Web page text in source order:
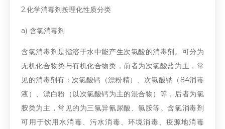
2.化学消毒剂按理化性质分类
a) 含氯消毒剂
含氯消毒剂是指溶于水中能产生次氯酸的消毒剂。可分为
无机化合物类与有机化合物类，前者为次氯酸盐为主，常
见的消毒剂有：次氯酸钙（漂粉精）、次氯酸钠（84消毒
液）、漂白粉（以次氯酸钙为主的混合物）等，后者为氯
胺类为主，常见的为三氯异氰尿酸、氯胺等。含氯消毒剂
可用于饮用水消毒、污水消毒、环境消毒、疫源地消毒